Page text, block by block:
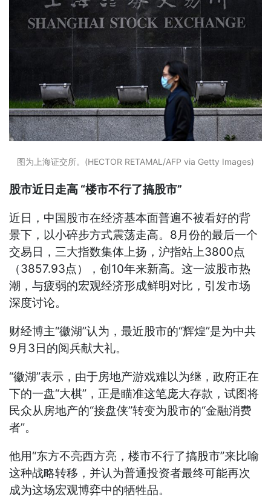
图为上海证交所。(HECTOR RETAMAL/AFP via Getty Images)
股市近日走高 “楼市不行了搞股市”
近日，中国股市在经济基本面普遍不被看好的背
景下，以小碎步方式震荡走高。8月份的最后一个
交易日，三大指数集体上扬，沪指站上3800点
（3857.93点），创10年来新高。这一波股市热
潮，与疲弱的宏观经济形成鲜明对比，引发市场
深度讨论。
财经博主“徽湖”认为，最近股市的“辉煌”是为中共
9月3日的阅兵献大礼。
“徽湖”表示，由于房地产游戏难以为继，政府正在
下的一盘“大棋”，正是瞄准这笔庞大存款，试图将
民众从房地产的“接盘侠”转变为股市的“金融消费
者”。
他用“东方不亮西方亮，楼市不行了搞股市”来比喻
这种战略转移，并认为普通投资者最终可能再次
成为这场宏观博弈中的牺牲品。